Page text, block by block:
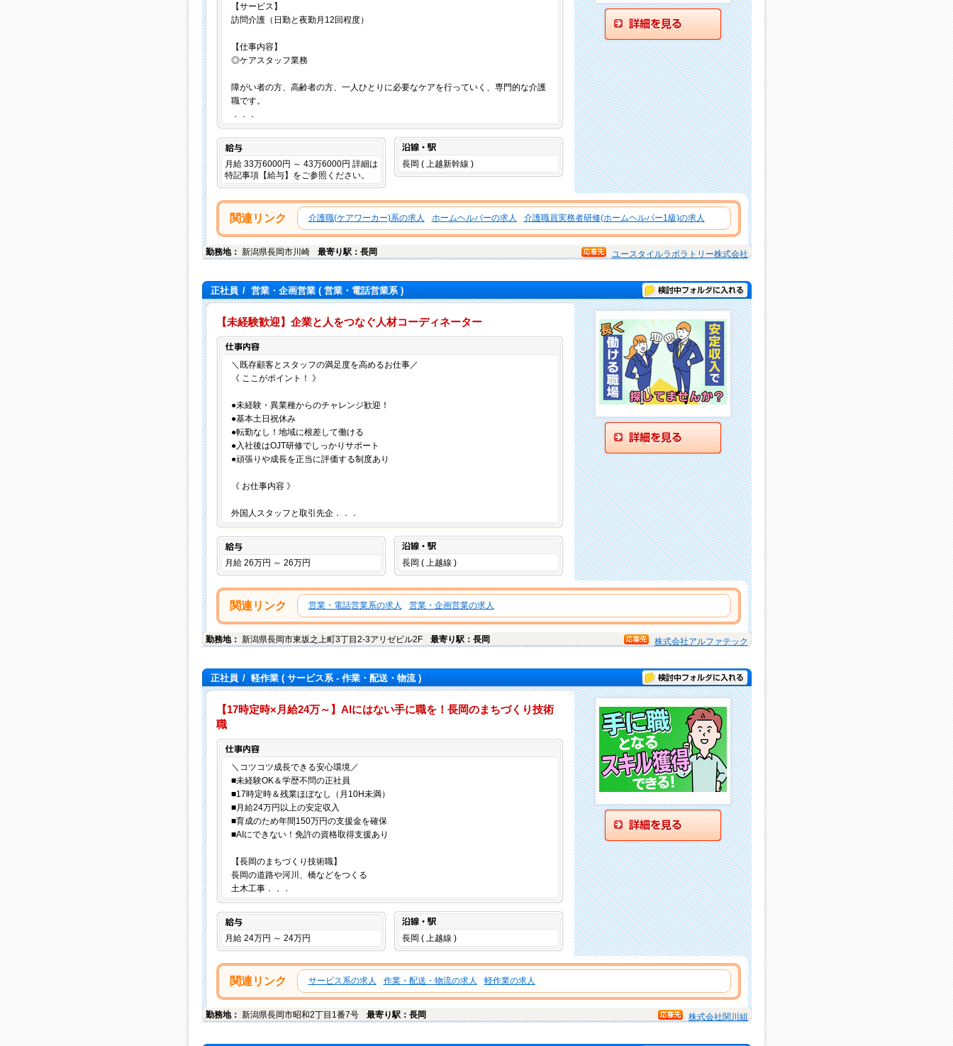
【サービス】
訪問介護（日勤と夜勤月12回程度）
【仕事内容】
◎ケアスタッフ業務
障がい者の方、高齢者の方、一人ひとりに必要なケアを行っていく、専門的な介護
職です。
．．．
給与
月給 33万6000円 ～ 43万6000円 詳細は
特記事項【給与】をご参照ください。
長岡 ( 上越新幹線 )
関連リンク 介護職(ケアワーカー)系の求人 ホームヘルパーの求人 介護職員実務者研修(ホームヘルパー1級)の求人
勤務地： 新潟県長岡市川崎 最寄り駅：長岡 ユースタイルラボラトリー株式会社
正社員 / 営業・企画営業( 営業・電話営業系 ) 検討中フォルダに入れる
【未経験歓迎】企業と人をつなぐ人材コーディネーター
＼既存顧客とスタッフの満足度を高めるお仕事／
《 ここがポイント！ 》
●未経験・異業種からのチャレンジ歓迎！
●基本土日祝休み
●転勤なし！地域に根差して働ける
●入社後はOJT研修でしっかりサポート
●頑張りや成長を正当に評価する制度あり
《 お仕事内容 》
外国人スタッフと取引先企．．．
給与
月給 26万円 ～ 26万円 長岡 ( 上越線 )
関連リンク 営業・電話営業系の求人 営業・企画営業の求人
勤務地： 新潟県長岡市東坂之上町3丁目2-3アリゼビル2F 最寄り駅：長岡 株式会社アルファテック
正社員 / 軽作業( サービス系 - 作業・配送・物流 ) 検討中フォルダに入れる
【17時定時×月給24万～】AIにはない手に職を！長岡のまちづくり技術
職
＼コツコツ成長できる安心環境／
■未経験OK＆学歴不問の正社員
■17時定時＆残業ほぼなし（月10H未満）
■月給24万円以上の安定収入
■育成のため年間150万円の支援金を確保
■AIにできない！免許の資格取得支援あり
【長岡のまちづくり技術職】
長岡の道路や河川、橋などをつくる
土木工事．．．
給与
月給 24万円 ～ 24万円 長岡 ( 上越線 )
関連リンク サービス系の求人 作業・配送・物流の求人 軽作業の求人
勤務地： 新潟県長岡市昭和2丁目1番7号 最寄り駅：長岡 株式会社関川組